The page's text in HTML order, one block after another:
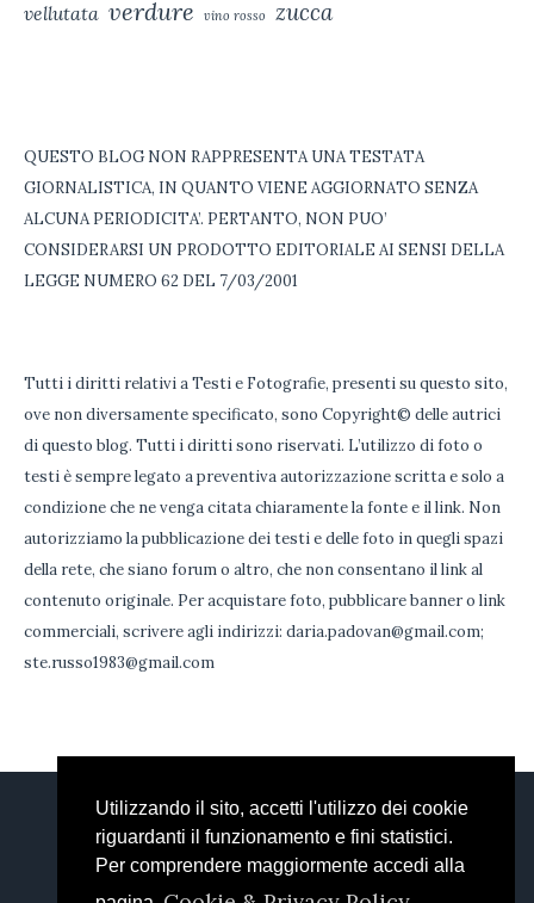
Utilizzando il sito, accetti l'utilizzo dei cookie
riguardanti il funzionamento e fini statistici.
Per comprendere maggiormente accedi alla
vellutata verdure vino rosso zucca
QUESTO BLOG NON RAPPRESENTA UNA TESTATA
GIORNALISTICA, IN QUANTO VIENE AGGIORNATO SENZA
ALCUNA PERIODICITA’. PERTANTO, NON PUO’
CONSIDERARSI UN PRODOTTO EDITORIALE AI SENSI DELLA
LEGGE NUMERO 62 DEL 7/03/2001
Tutti i diritti relativi a Testi e Fotografie, presenti su questo sito,
ove non diversamente specificato, sono Copyright© delle autrici
di questo blog. Tutti i diritti sono riservati. L’utilizzo di foto o
testi è sempre legato a preventiva autorizzazione scritta e solo a
condizione che ne venga citata chiaramente la fonte e il link. Non
autorizziamo la pubblicazione dei testi e delle foto in quegli spazi
della rete, che siano forum o altro, che non consentano il link al
contenuto originale. Per acquistare foto, pubblicare banner o link
commerciali, scrivere agli indirizzi: daria.padovan@gmail.com;
ste.russo1983@gmail.com
FACEBOOK DARIA
STEFANIA
Welcome Backery © 2018 / All Rights Reserved